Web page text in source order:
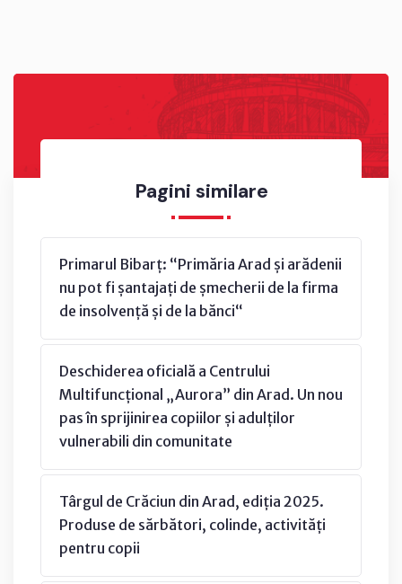
Pagini similare
Primarul Bibarț: “Primăria Arad și arădenii
nu pot fi șantajați de șmecherii de la firma
de insolvență și de la bănci“
Deschiderea oficială a Centrului
Multifuncțional „Aurora” din Arad. Un nou
pas în sprijinirea copiilor și adulților
vulnerabili din comunitate
Târgul de Crăciun din Arad, ediția 2025.
Produse de sărbători, colinde, activități
pentru copii